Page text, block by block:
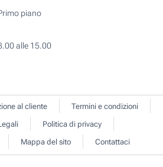
piano
alle 15.00
al cliente
Termini e condizioni
Politica di privacy
Mappa del sito Contattaci